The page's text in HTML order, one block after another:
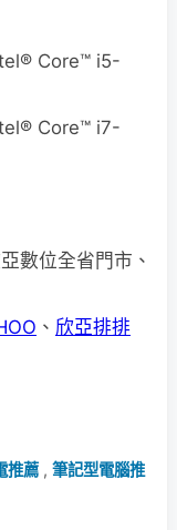
Core™ i5-
Core™ i7-
數位全省門市、
、 欣亞排排
推薦, 筆記型電腦推